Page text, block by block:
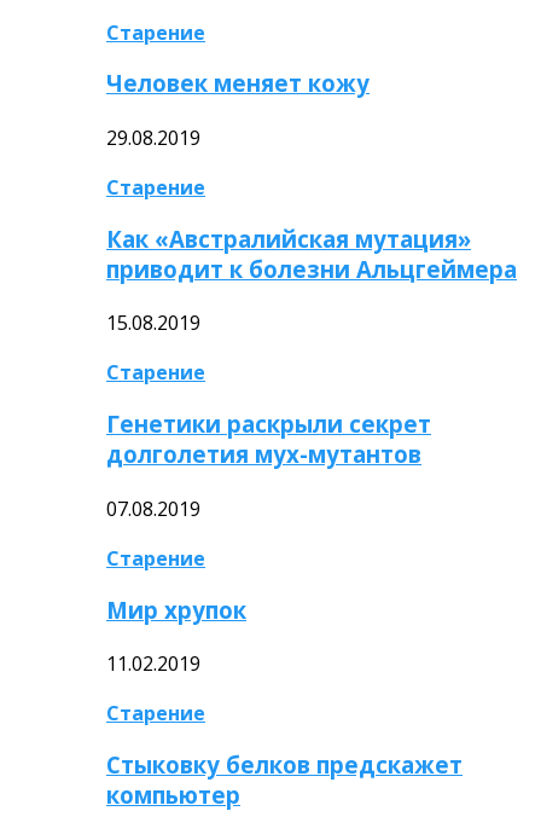
Старение
Человек меняет кожу
29.08.2019
Старение
Как «Австралийская мутация»
приводит к болезни Альцгеймера
15.08.2019
Старение
Генетики раскрыли секрет
долголетия мух-мутантов
07.08.2019
Старение
Мир хрупок
11.02.2019
Старение
Стыковку белков предскажет
компьютер